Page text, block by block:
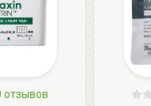
отзывов